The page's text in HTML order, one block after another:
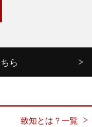
ら
致知とは？一覧